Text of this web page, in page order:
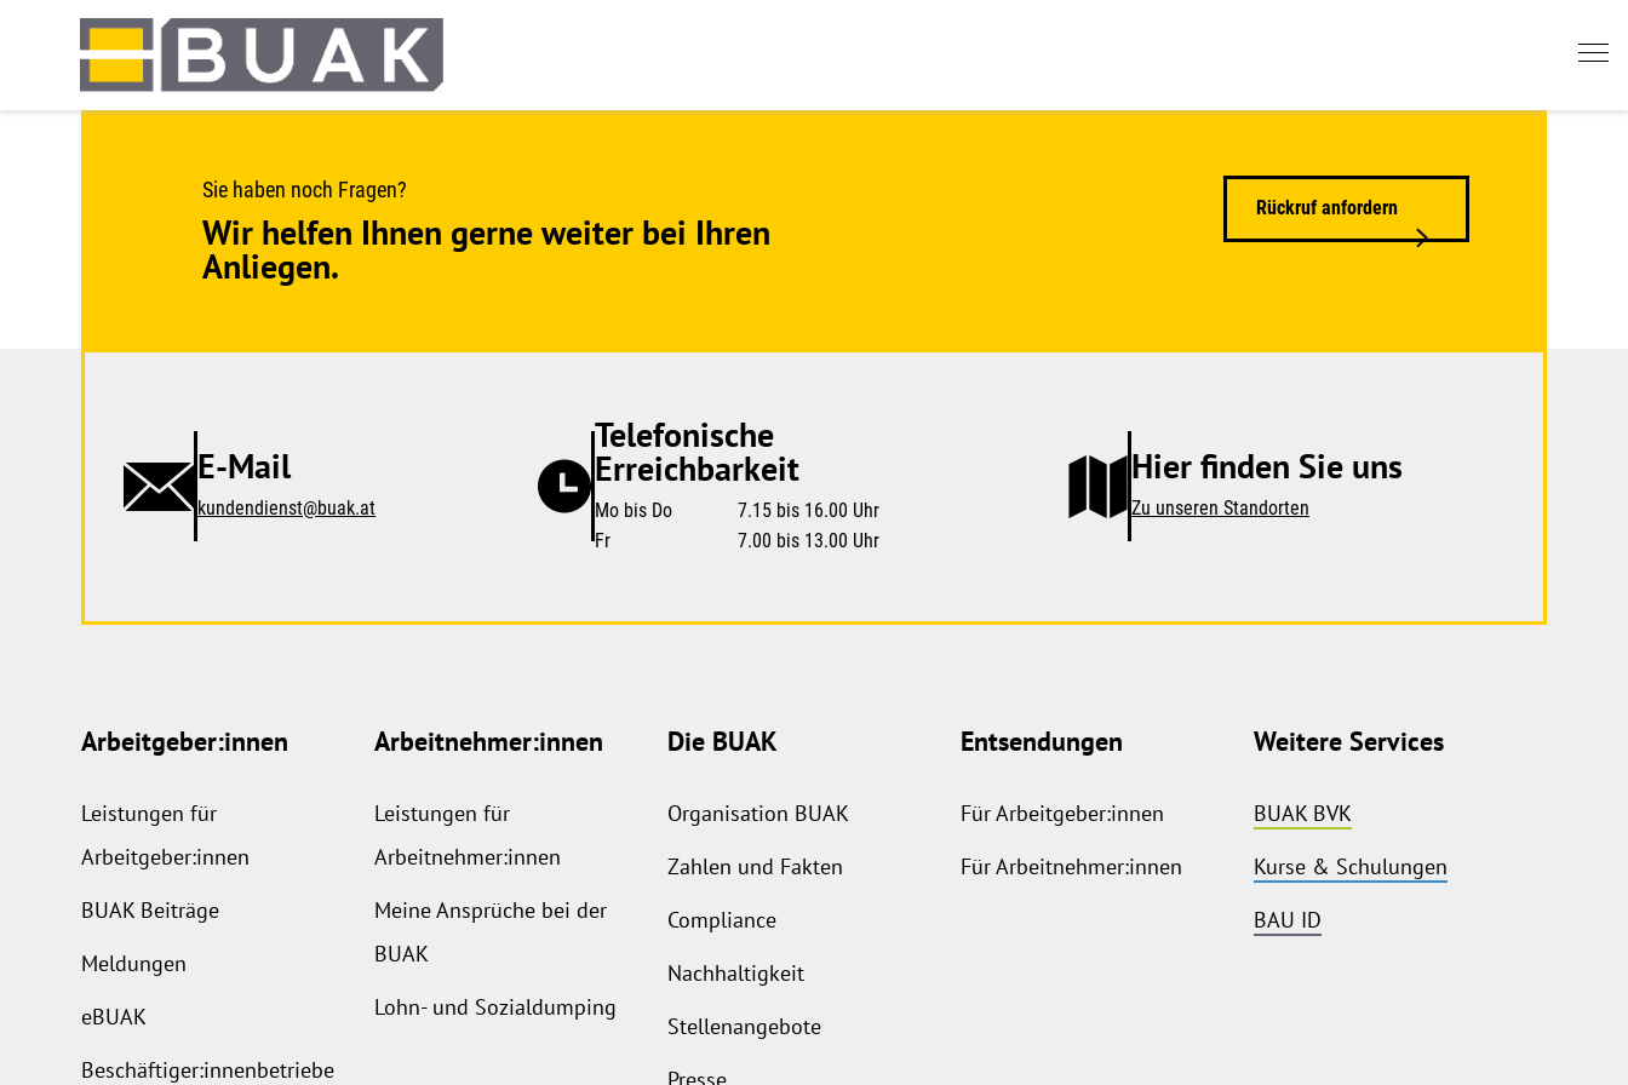
Sie haben noch Fragen?
Wir helfen Ihnen gerne weiter bei Ihren
Anliegen.
Rückruf anfordern
E-Mail
kundendienst@buak.at
Telefonische
Erreichbarkeit
Mo bis Do
7.15 bis 16.00 Uhr
Fr
7.00 bis 13.00 Uhr
Hier finden Sie uns
Zu unseren Standorten
Arbeitgeber:innen
Leistungen für
Arbeitgeber:innen
BUAK Beiträge
Meldungen
eBUAK
Beschäftiger:innenbetriebe
Arbeitnehmer:innen
Leistungen für
Arbeitnehmer:innen
Meine Ansprüche bei der
BUAK
Lohn- und Sozialdumping
Die BUAK
Organisation BUAK
Zahlen und Fakten
Compliance
Nachhaltigkeit
Stellenangebote
Presse
Entsendungen
Für Arbeitgeber:innen
Für Arbeitnehmer:innen
Weitere Services
BUAK BVK
Kurse & Schulungen
BAU ID